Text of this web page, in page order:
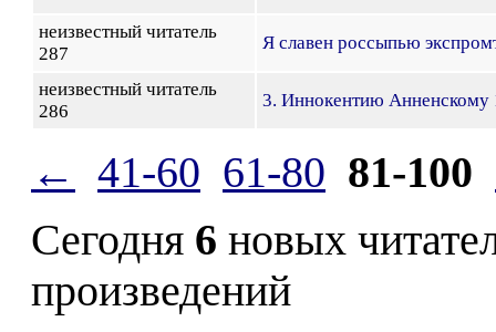
неизвестный читатель
287
Я славен россыпью
неизвестный читатель
286
3. Иннокентию
← 41-60 61-80 81-100
Сегодня 6 новых
произведений